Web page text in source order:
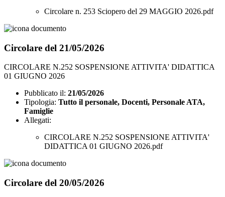
Circolare n. 253 Sciopero del 29 MAGGIO 2026.pdf
Circolare del 21/05/2026
CIRCOLARE N.252 SOSPENSIONE ATTIVITA' DIDATTICA
01 GIUGNO 2026
Pubblicato il: 21/05/2026
Tipologia: Tutto il personale, Docenti, Personale ATA,
Famiglie
Allegati:
CIRCOLARE N.252 SOSPENSIONE ATTIVITA'
DIDATTICA 01 GIUGNO 2026.pdf
Circolare del 20/05/2026